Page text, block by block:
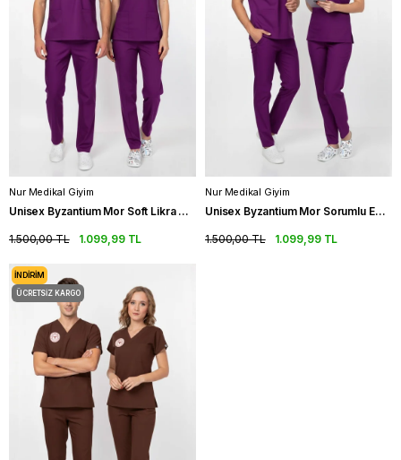
Nur Medikal Giyim
Unisex Byzantium Mor Soft Likra Scrubs Ebe Üniforma Takımı (Sağlık Bakanlığı Yeni Yönetmeliğe Uygun)
1.099,99 TL
1.500,00 TL
Nur Medikal Giyim
Unisex Byzantium Mor Sorumlu Ebe Scrubs Üniforma Takım (Sağlık Bakanlığı Yeni Yönetmeliğe Uygun)
1.099,99 TL
1.500,00 TL
İNDIRIM
ÜCRETSIZ KARGO